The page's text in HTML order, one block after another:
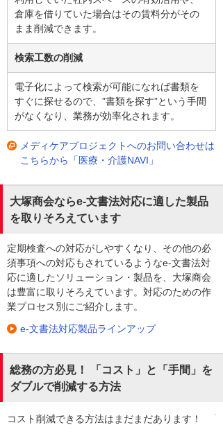
倉庫を借りていた場合はその賃料分がその
まま削減できます。
検索工数の削減
電子化によって検索が可能になれば書類を
すぐに探せるので、”書類を探す”という手間
がなくなり、業務が効率化されます。
メディケアプロジェクトへのお問い合わせは
こちらから「医療・介護NAVI」
大塚商会ならe-文書法対応に適した製品
を取りそろえています
定期検査への対応がしやすくなり、その他の必
須事項への対応もされているようなe-文書法対
応に適したソリューション・製品を、大塚商会
は豊富に取りそろえています。対応のための作
業プロセス別にご紹介します。
e-文書法対応製品ラインアップ
総務の方必見！ 「コスト」と「手間」を
ダブルで削減する方法
コスト削減できる方法はまだまだあります！